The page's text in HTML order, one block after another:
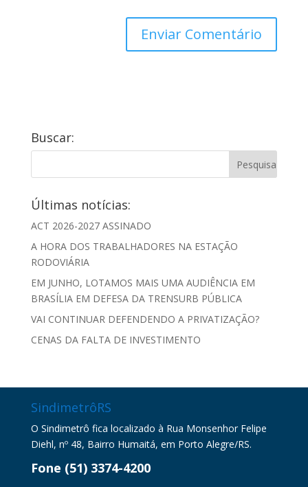
Buscar:
Últimas notícias:
ACT 2026-2027 ASSINADO
A HORA DOS TRABALHADORES NA ESTAÇÃO
RODOVIÁRIA
EM JUNHO, LOTAMOS MAIS UMA AUDIÊNCIA EM
BRASÍLIA EM DEFESA DA TRENSURB PÚBLICA
VAI CONTINUAR DEFENDENDO A PRIVATIZAÇÃO?
CENAS DA FALTA DE INVESTIMENTO
SindimetrôRS
O Sindimetrô fica localizado à Rua Monsenhor Felipe
Diehl, nº 48, Bairro Humaitá, em Porto Alegre/RS.
Fone (51) 3374-4200